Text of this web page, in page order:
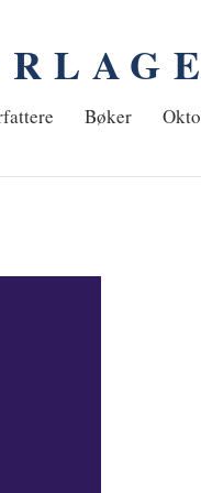
Bøker